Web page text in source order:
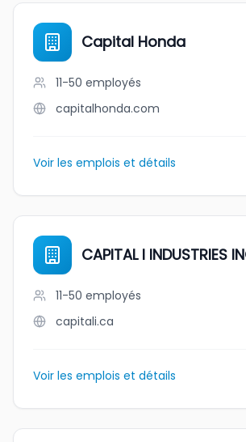
Capital Honda
11-50 employés
capitalhonda.com
Voir les emplois et détails
CAPITAL I INDUSTRIES
11-50 employés
capitali.ca
Voir les emplois et détails